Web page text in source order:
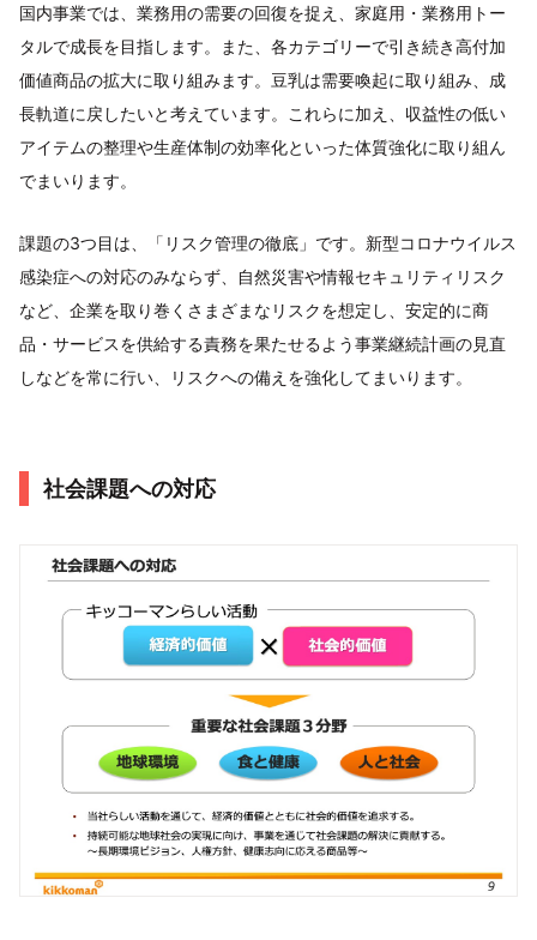
国内事業では、業務用の需要の回復を捉え、家庭用・業務用トー
タルで成長を目指します。また、各カテゴリーで引き続き高付加
価値商品の拡大に取り組みます。豆乳は需要喚起に取り組み、成
長軌道に戻したいと考えています。これらに加え、収益性の低い
アイテムの整理や生産体制の効率化といった体質強化に取り組ん
でまいります。
課題の3つ目は、「リスク管理の徹底」です。新型コロナウイルス
感染症への対応のみならず、自然災害や情報セキュリティリスク
など、企業を取り巻くさまざまなリスクを想定し、安定的に商
品・サービスを供給する責務を果たせるよう事業継続計画の見直
しなどを常に行い、リスクへの備えを強化してまいります。
社会課題への対応